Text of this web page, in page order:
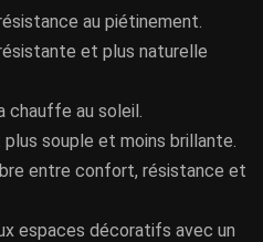
au piétinement.
et plus naturelle
chauffe au soleil.
plus souple et moins brillante.
entre confort, résistance et
espaces décoratifs avec un